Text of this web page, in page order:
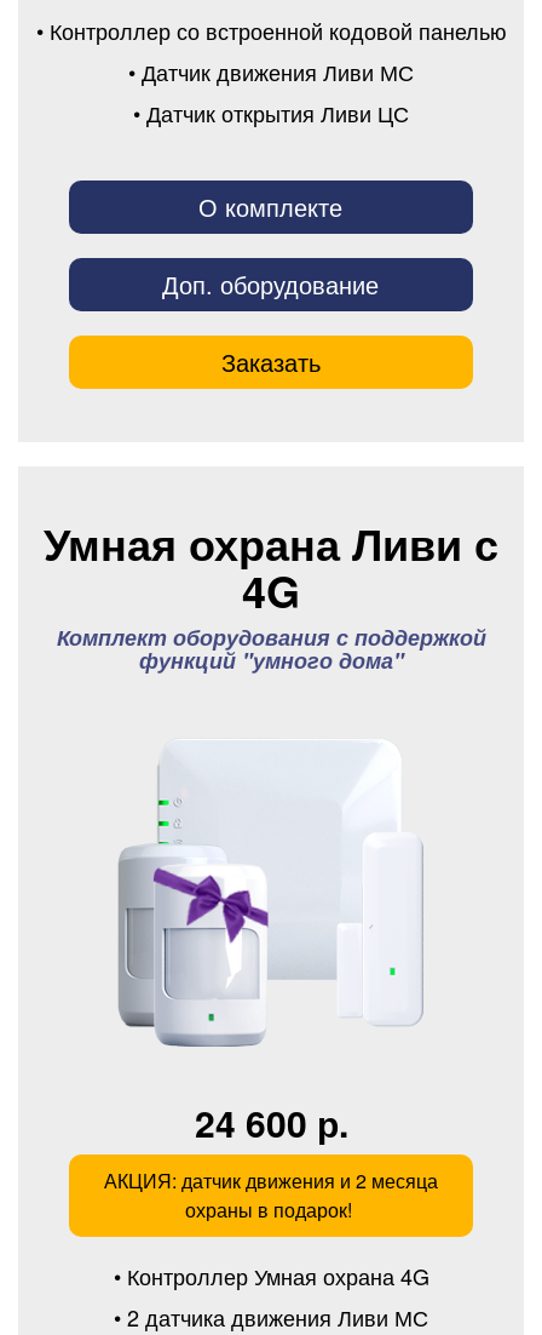
• Контроллер со встроенной кодовой панелью
• Датчик движения Ливи МС
• Датчик открытия Ливи ЦС
О комплекте
Доп. оборудование
Заказать
Умная охрана Ливи с
4G
Комплект оборудования с поддержкой
функций "умного дома"
24 600 р.
АКЦИЯ: датчик движения и 2 месяца
охраны в подарок!
• Контроллер Умная охрана 4G
• 2 датчика движения Ливи МС